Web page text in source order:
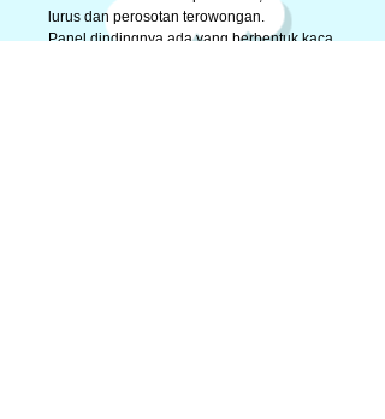
lurus dan perosotan terowongan.
Panel dindingnya ada yang berbentuk kaca